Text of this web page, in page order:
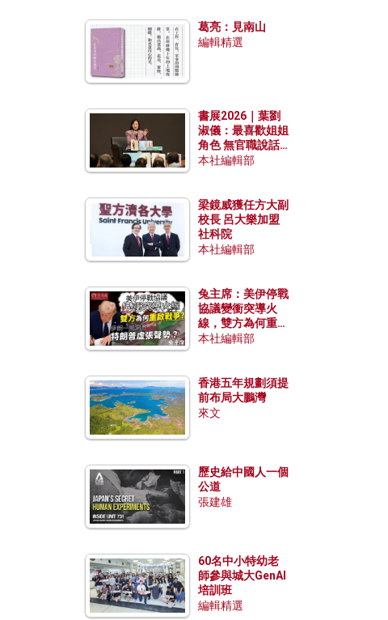
葛亮：見南山
編輯精選
書展2026｜葉劉
淑儀：最喜歡姐姐
角色 無官職說話
包袱少
本社編輯部
梁鏡威獲任方大副
校長 呂大樂加盟
社科院
本社編輯部
兔主席：美伊停戰
協議變衝突導火
線，雙方為何重啟
戰爭？伊朗一早洞
本社編輯部
香港五年規劃須提
前布局大鵬灣
來文
歷史給中國人一個
公道
張建雄
60名中小特幼老
師參與城大GenAI
培訓班
編輯精選